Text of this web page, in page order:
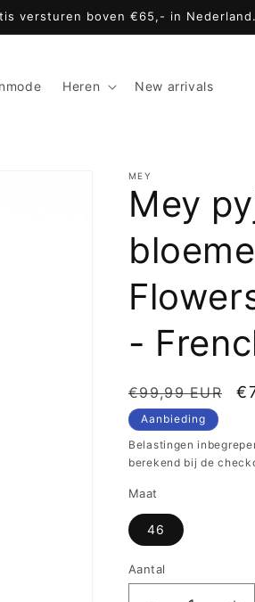
versturen boven €65,- in Nederland.
Heren New arrivals
MEY
Mey
-
Normale
prijs
€99,99 EUR
Aanbieding
Belastingen
berekend bij de
Maat
46
Aantal